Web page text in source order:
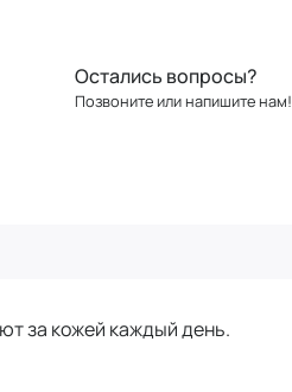
Остались вопросы?
Позвоните или напишите нам!
за кожей каждый день.